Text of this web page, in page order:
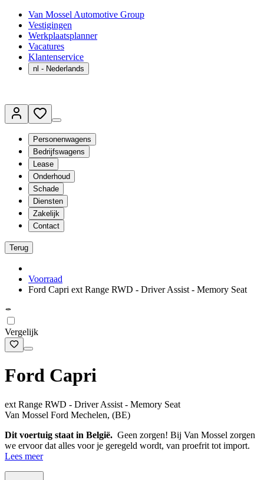
Van Mossel Automotive Group
Vestigingen
Werkplaatsplanner
Vacatures
Klantenservice
nl - Nederlands
Personenwagens
Bedrijfswagens
Lease
Onderhoud
Schade
Diensten
Zakelijk
Contact
Terug
Voorraad
Ford Capri ext Range RWD - Driver Assist - Memory Seat
Vergelijk
Ford Capri
ext Range RWD - Driver Assist - Memory Seat
Van Mossel Ford Mechelen, (BE)
Dit voertuig staat in België. Geen zorgen! Bij Van Mossel zorgen
we ervoor dat alles voor je geregeld wordt, van proefrit tot import.
Lees meer